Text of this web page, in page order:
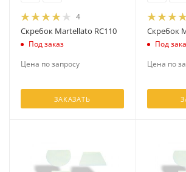
4
Скребок Martellato RС110
Под заказ
Цена по запросу
ЗАКАЗАТЬ
Скребок
Под
Цена по